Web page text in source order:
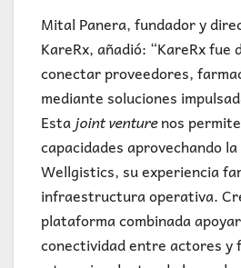
Mital Panera, fundador y
KareRx, añadió: “KareRx
conectar proveedores,
mediante soluciones
Estajoint venturenos
capacidades aprovechando
Wellgistics, su experiencia
infraestructura operativa.
plataforma combinada
conectividad entre actores y